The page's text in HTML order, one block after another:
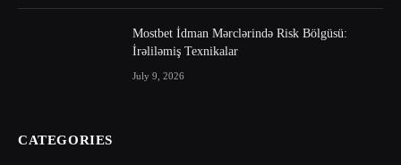
Mostbet İdman Mərclərində Risk Bölgüsü:
İrəliləmiş Texnikalar
July 9, 2026
CATEGORIES